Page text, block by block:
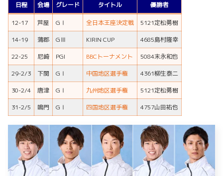
日程 会場 グレード タイトル 優勝者
12-17 芦屋 GⅠ 全日本王座決定戦
5121定松勇樹
14-19
蒲郡 GⅢ KIRIN CUP
4685島村隆幸
22-25
尼崎 PGI BBCトーナメント
5084末永和也
29-2/3
下関 GⅠ 中国地区選手権
4361柳生泰二
30-2/4
唐津 GⅠ 九州地区選手権
5121定松勇樹
31-2/5
鳴門 GⅠ 四国地区選手権 4757山田祐也